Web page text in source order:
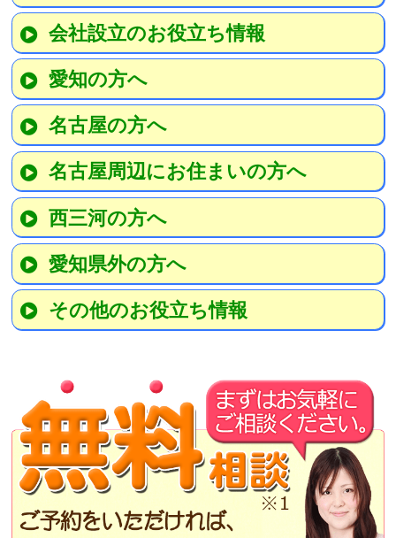
会社設立のお役立ち情報
愛知の方へ
名古屋の方へ
名古屋周辺にお住まいの方へ
西三河の方へ
愛知県外の方へ
その他のお役立ち情報